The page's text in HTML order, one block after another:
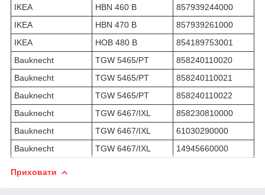
IKEA
HBN 460 B
857939244000
IKEA
HBN 470 B
857939261000
IKEA
HOB 480 B
854189753001
Bauknecht
TGW 5465/PT
858240110020
Bauknecht
TGW 5465/PT
858240110021
Bauknecht
TGW 5465/PT
858240110022
Bauknecht
TGW 6467/IXL
858230810000
Bauknecht
TGW 6467/IXL
61030290000
Bauknecht
TGW 6467/IXL 14945660000
Приховати